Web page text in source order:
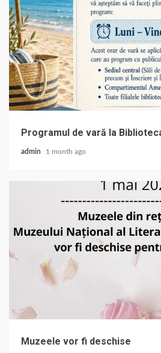
Programul de vară la
admin 1 month ago
Muzeele vor fi deschise